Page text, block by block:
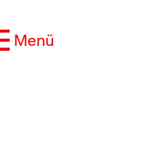
Menü